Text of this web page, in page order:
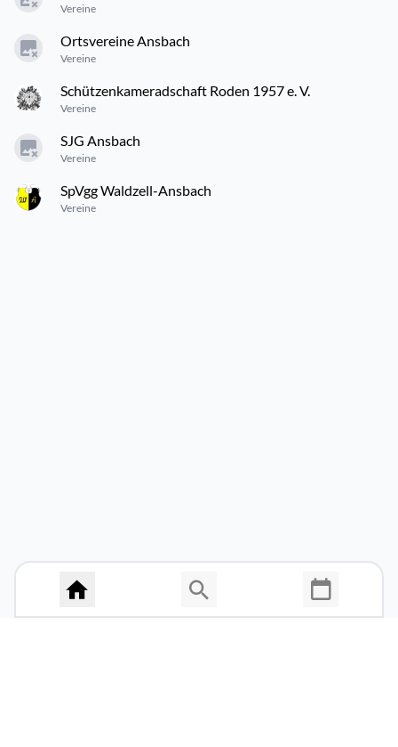
Vereine
Ortsvereine Ansbach
Vereine
Schützenkameradschaft Roden 1957 e. V.
Vereine
SJG Ansbach
Vereine
SpVgg Waldzell-Ansbach
Vereine